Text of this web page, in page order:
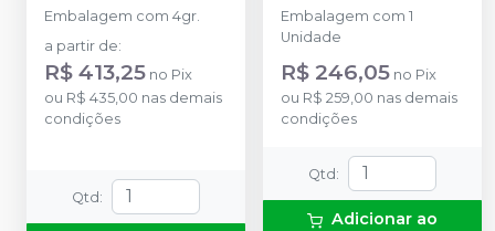
Embalagem com 4gr.
a partir de:
R$ 413,25 no Pix
ou R$ 435,00 nas demais
condições
Qtd :
Embalagem com 1
Unidade
R$ 246,05 no Pix
ou R$ 259,00 nas demais
condições
Qtd :
Adicionar ao